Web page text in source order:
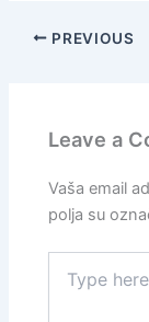
PREVIOUS
Leave a
Vaša email
polja su
here..